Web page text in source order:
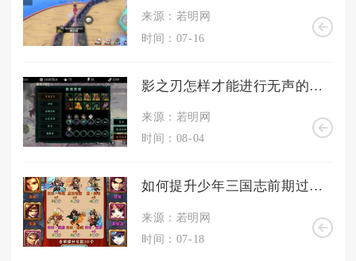
来源：若明网
时间：07-16
影之刃怎样才能进行无声的刀光
来源：若明网
时间：08-04
如何提升少年三国志前期过渡阵容的实力
来源：若明网
时间：07-18